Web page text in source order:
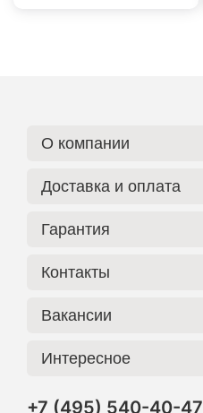
О компании
Доставка и оплата
Гарантия
Контакты
Вакансии
Интересное
+7 (495) 540-40-47